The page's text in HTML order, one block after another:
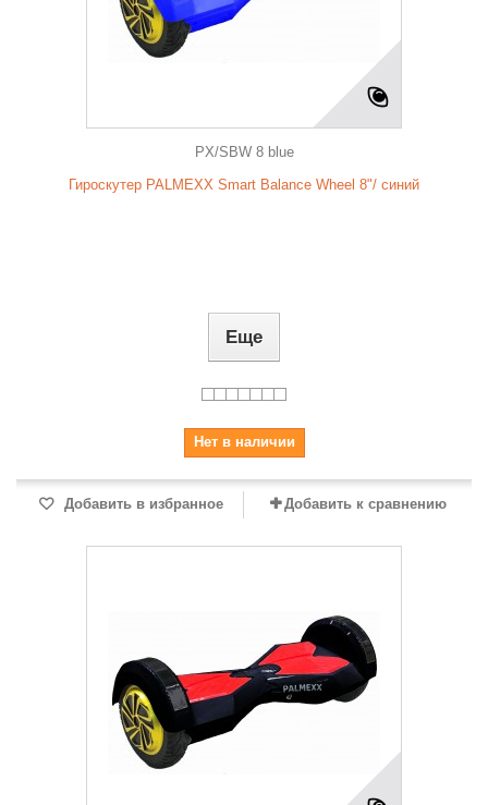
PX/SBW 8 blue
Гироскутер PALMEXX Smart Balance Wheel 8"/ синий
Еще
Нет в наличии
Добавить в избранное Добавить к сравнению